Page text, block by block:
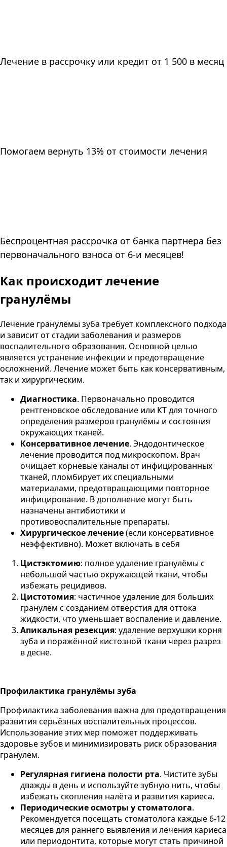
Лечение в рассрочку или кредит от 1 500 в месяц
Помогаем вернуть 13% от стоимости лечения
Беспроцентная рассрочка от банка партнера без
первоначального взноса от 6-и месяцев!
Как происходит лечение
гранулёмы
Лечение гранулёмы зуба требует комплексного подхода
и зависит от стадии заболевания и размеров
воспалительного образования. Основной целью
является устранение инфекции и предотвращение
осложнений. Лечение может быть как консервативным,
так и хирургическим.
Диагностика. Первоначально проводится
рентгеновское обследование или КТ для точного
определения размеров гранулёмы и состояния
окружающих тканей.
Консервативное лечение. Эндодонтическое
лечение проводится под микроскопом. Врач
очищает корневые каналы от инфицированных
тканей, пломбирует их специальными
материалами, предотвращающими повторное
инфицирование. В дополнение могут быть
назначены антибиотики и
противовоспалительные препараты​.
Хирургическое лечение(если консервативное
неэффективно). Может включать в себя
Цистэктомию: полное удаление гранулёмы с
небольшой частью окружающей ткани, чтобы
избежать рецидивов.
Цистотомия: частичное удаление для больших
гранулём с созданием отверстия для оттока
жидкости, что уменьшает воспаление и давление.
Апикальная резекция: удаление верхушки корня
зуба и поражённой кистозной ткани через разрез
в десне​.
Профилактика гранулёмы зуба
Профилактика заболевания важна для предотвращения
развития серьёзных воспалительных процессов.
Использование этих мер поможет поддерживать
здоровье зубов и минимизировать риск образования
гранулём.
Регулярная гигиена полости рта. Чистите зубы
дважды в день и используйте зубную нить, чтобы
избежать скопления налёта и развития кариеса.
Периодические осмотры у стоматолога.
Рекомендуется посещать стоматолога каждые 6-12
месяцев для раннего выявления и лечения кариеса
или периодонтита, которые могут стать причиной